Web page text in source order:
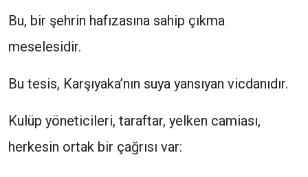
Bu, bir şehrin hafızasına sahip çıkma
meselesidir.
Bu tesis, Karşıyaka’nın suya yansıyan vicdanıdır.
Kulüp yöneticileri, taraftar, yelken camiası,
herkesin ortak bir çağrısı var: